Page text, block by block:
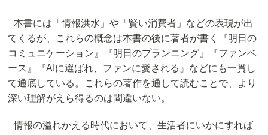
本書には「情報洪水」や「賢い消費者」などの表現が出
てくるが、これらの概念は本書の後に著者が書く『明日の
コミュニケーション』『明日のプランニング』『ファンベ
ース』『AIに選ばれ、ファンに愛される』などにも一貫し
て通底している。これらの著作を通して読むことで、より
深い理解がえら得るのは間違いない。
情報の溢れかえる時代において、生活者にいかにすれば